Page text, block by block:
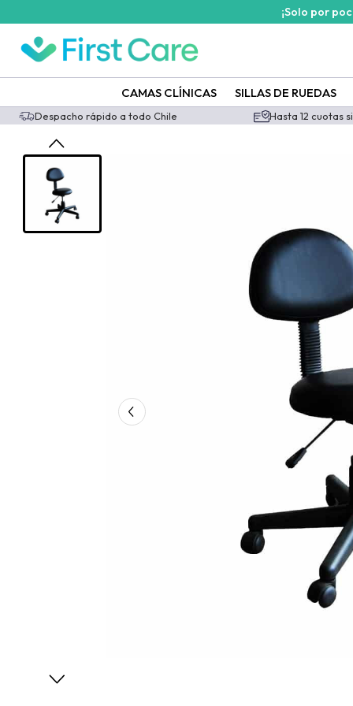
¡Solo por
CAMAS CLÍNICAS SILLAS DE RUEDAS
Despacho rápido a todo Chile Hasta 12 cuotas